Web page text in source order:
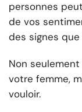
personnes
de vos
des signes que
Non
votre femme,
vouloir.